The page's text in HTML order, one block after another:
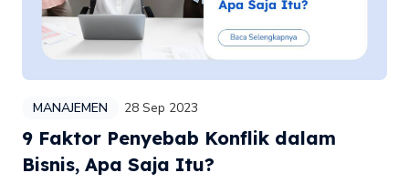
MANAJEMEN 28 Sep 2023
9 Faktor Penyebab Konflik dalam
Bisnis, Apa Saja Itu?